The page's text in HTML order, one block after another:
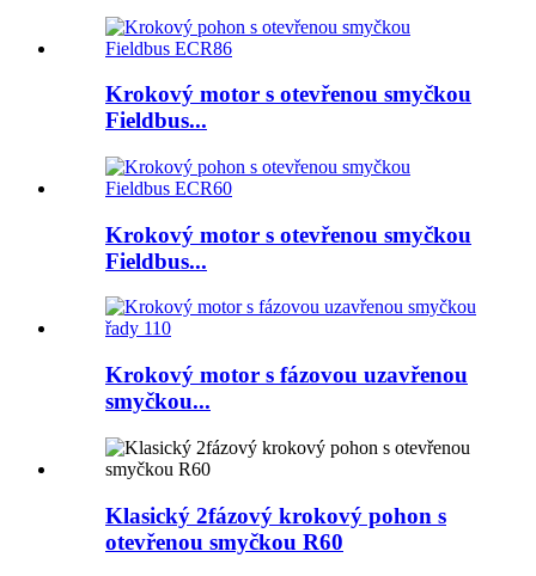
Krokový motor s otevřenou smyčkou
Fieldbus...
Krokový motor s otevřenou smyčkou
Fieldbus...
Krokový motor s fázovou uzavřenou
smyčkou...
Klasický 2fázový krokový pohon s
otevřenou smyčkou R60